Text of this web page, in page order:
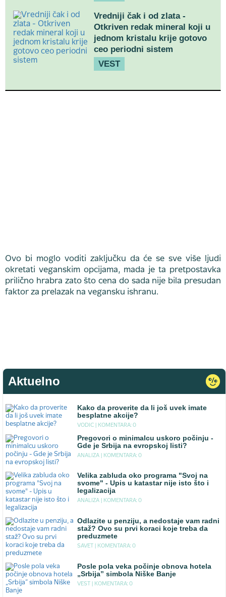
Vredniji čak i od zlata -
Otkriven redak mineral koji u
jednom kristalu krije gotovo
ceo periodni sistem
VEST
Ovo bi moglo voditi zaključku da će se sve više ljudi
okretati veganskim opcijama, mada je ta pretpostavka
prilično hrabra zato što cena do sada nije bila presudan
faktor za prelazak na vegansku ishranu.
Aktuelno
Kako da proverite da li još uvek imate
besplatne akcije?
VODIC | KOMENTARA: 0
Pregovori o minimalcu uskoro počinju -
Gde je Srbija na evropskoj listi?
ANALIZA | KOMENTARA: 0
Velika zabluda oko programa "Svoj na
svome" - Upis u katastar nije isto što i
legalizacija
ANALIZA | KOMENTARA: 0
Odlazite u penziju, a nedostaje vam radni
staž? Ovo su prvi koraci koje treba da
preduzmete
SAVET | KOMENTARA: 0
Posle pola veka počinje obnova hotela
„Srbija” simbola Niške Banje
VEST | KOMENTARA: 0